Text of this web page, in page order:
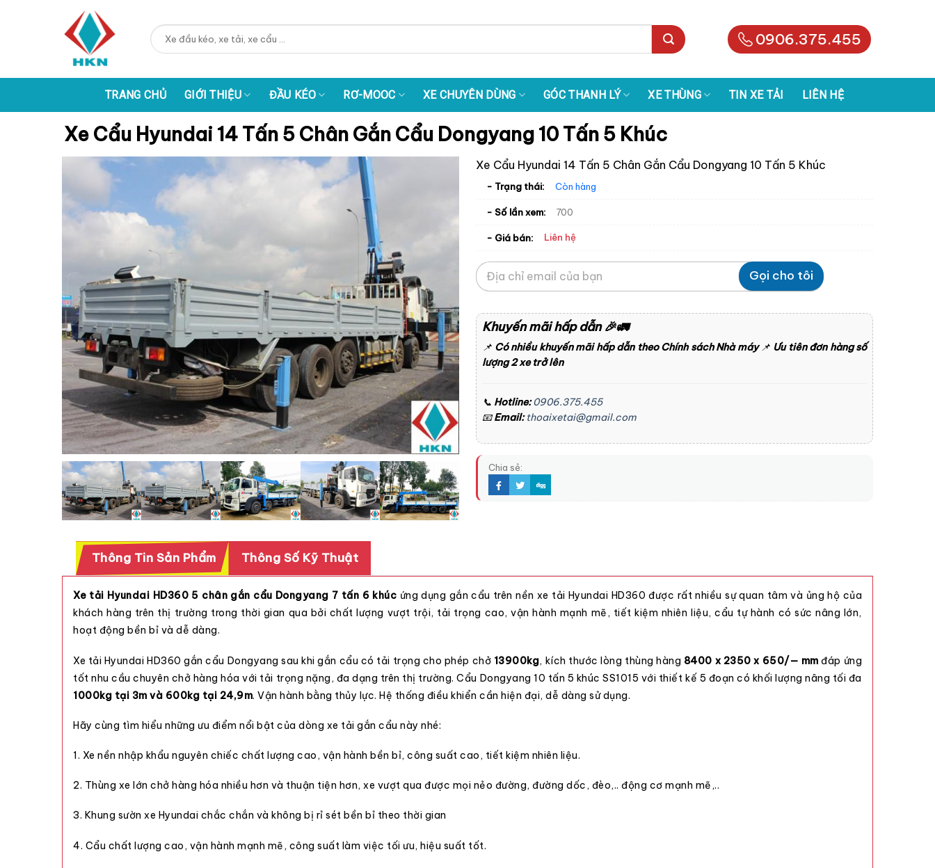
Tìm
kiếm:
0906.375.455
TRANG CHỦ GIỚI THIỆU ĐẦU KÉO RƠ-MOOC XE CHUYÊN DÙNG GÓC THANH LÝ XE THÙNG TIN XE TẢI LIÊN HỆ
Xe Cẩu Hyundai 14 Tấn 5 Chân Gắn Cẩu Dongyang 10 Tấn 5 Khúc
Xe Cẩu Hyundai 14 Tấn 5 Chân Gắn Cẩu Dongyang 10 Tấn 5 Khúc
- Trạng thái: Còn hàng
- Số lần xem: 700
- Giá bán: Liên hệ
Gọi cho tôi
Khuyến mãi hấp dẫn🎉🚛
📌 Có nhiều khuyến mãi hấp dẫn theo Chính sách Nhà máy📌 Ưu tiên đơn hàng số
lượng 2 xe trở lên
📞 Hotline: 0906.375.455
📧Email: thoaixetai@gmail.com
Chia sẻ:
Thông Tin Sản Phẩm Thông Số Kỹ Thuật
Xe tải Hyundai HD360 5 chân gắn cẩu Dongyang 7 tấn 6 khúc ứng dụng gắn cẩu trên nền xe tải Hyundai HD360 được rất nhiều sự quan tâm và ủng hộ của
khách hàng trên thị trường trong thời gian qua bởi chất lượng vượt trội, tải trọng cao, vận hành mạnh mẽ, tiết kiệm nhiên liệu, cẩu tự hành có sức nâng lớn,
hoạt động bền bỉ và dễ dàng.
Xe tải Hyundai HD360 gắn cẩu Dongyang sau khi gắn cẩu có tải trọng cho phép chở 13900kg, kích thước lòng thùng hàng 8400 x 2350 x 650/— mm đáp ứng
tốt nhu cầu chuyên chở hàng hóa với tải trọng nặng, đa dạng trên thị trường. Cẩu Dongyang 10 tấn 5 khúc SS1015 với thiết kế 5 đoạn có khối lượng nâng tối đa
1000kg tại 3m và 600kg tại 24,9m. Vận hành bằng thủy lực. Hệ thống điều khiển cần hiện đại, dễ dàng sử dụng.
Hãy cùng tìm hiểu những ưu điểm nổi bật của dòng xe tải gắn cẩu này nhé:
1. Xe nền nhập khẩu nguyên chiếc chất lượng cao, vận hành bền bỉ, công suất cao, tiết kiệm nhiên liệu.
2. Thùng xe lớn chở hàng hóa nhiều hơn và thuận tiện hơn, xe vượt qua được mọi nẻo đường, đường dốc, đèo,.. động cơ mạnh mẽ,..
3. Khung sườn xe Hyundai chắc chắn và không bị rỉ sét bền bỉ theo thời gian
4. Cẩu chất lượng cao, vận hành mạnh mẽ, công suất làm việc tối ưu, hiệu suất tốt.